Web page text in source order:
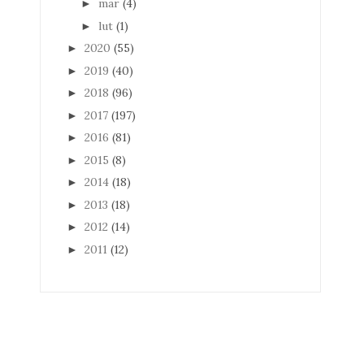
► mar (4)
► lut (1)
► 2020 (55)
► 2019 (40)
► 2018 (96)
► 2017 (197)
► 2016 (81)
► 2015 (8)
► 2014 (18)
► 2013 (18)
► 2012 (14)
► 2011 (12)